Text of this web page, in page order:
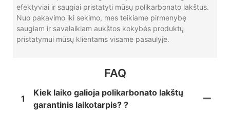
efektyviai ir saugiai pristatyti mūsų polikarbonato lakštus.
Nuo pakavimo iki sekimo, mes teikiame pirmenybę
saugiam ir savalaikiam aukštos kokybės produktų
pristatymui mūsų klientams visame pasaulyje.
FAQ
1
Kiek laiko galioja polikarbonato lakštų
garantinis laikotarpis? ?